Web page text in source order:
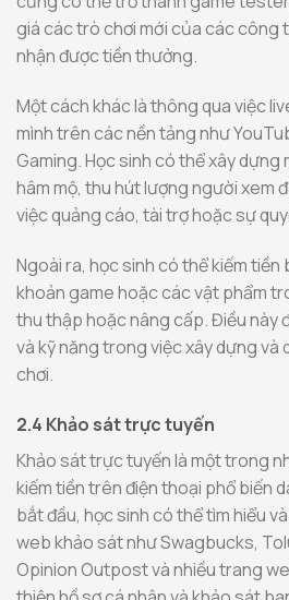
giá các trò chơi mới của các công
nhận được tiền thưởng.
Một cách khác là thông qua việc
mình trên các nền tảng như
Gaming. Học sinh có thể xây
hâm mộ, thu hút lượng người xem
việc quảng cáo, tài trợ hoặc sự
Ngoài ra, học sinh có thể kiếm tiền
khoản game hoặc các vật phẩm
thu thập hoặc nâng cấp. Điều này
và kỹ năng trong việc xây dựng và
chơi.
2.4 Khảo sát trực tuyến
Khảo sát trực tuyến là một trong
kiếm tiền trên điện thoại phổ biến
bắt đầu, học sinh có thể tìm hiểu
web khảo sát như Swagbucks,
Opinion Outpost và nhiều trang